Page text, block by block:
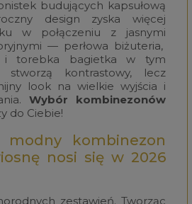
budujących kapsułową
design zyska więcej
w połączeniu z jasnymi
— perłowa biżuteria,
i torebka bagietka w tym
stworzą kontrastowy, lecz
look na wielkie wyjścia i
Wybór kombinezonów
do Ciebie!
modny kombinezon
nosi się w 2026
zestawień. Tworząc